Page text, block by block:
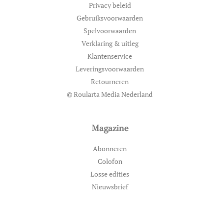
Privacy beleid
Gebruiksvoorwaarden
Spelvoorwaarden
Verklaring & uitleg
Klantenservice
Leveringsvoorwaarden
Retourneren
© Roularta Media Nederland
Magazine
Abonneren
Colofon
Losse edities
Nieuwsbrief